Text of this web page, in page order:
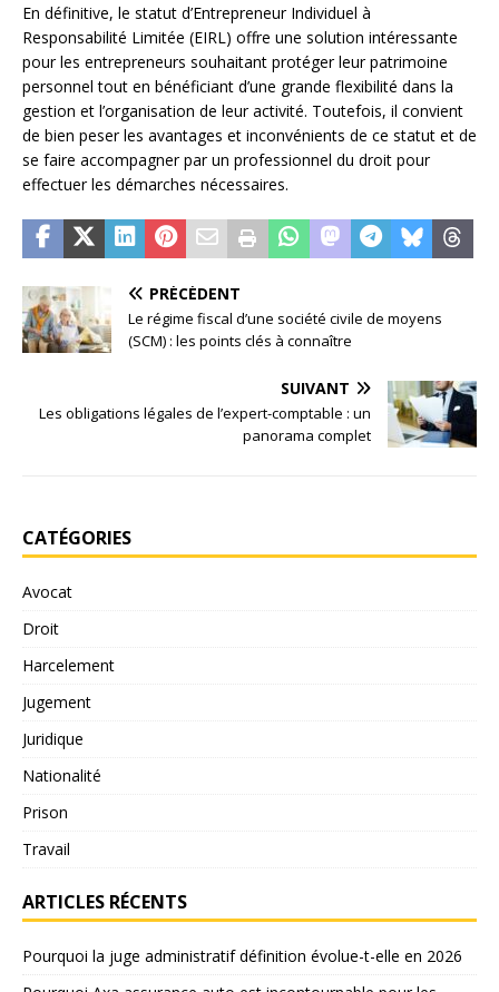
En définitive, le statut d’Entrepreneur Individuel à
Responsabilité Limitée (EIRL) offre une solution intéressante
pour les entrepreneurs souhaitant protéger leur patrimoine
personnel tout en bénéficiant d’une grande flexibilité dans la
gestion et l’organisation de leur activité. Toutefois, il convient
de bien peser les avantages et inconvénients de ce statut et de
se faire accompagner par un professionnel du droit pour
effectuer les démarches nécessaires.
PRÉCÉDENT
Le régime fiscal d’une société civile de moyens
(SCM) : les points clés à connaître
SUIVANT
Les obligations légales de l’expert-comptable : un
panorama complet
CATÉGORIES
Avocat
Droit
Harcelement
Jugement
Juridique
Nationalité
Prison
Travail
ARTICLES RÉCENTS
Pourquoi la juge administratif définition évolue-t-elle en 2026